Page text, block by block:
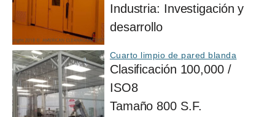
Industria: Investigación y
desarrollo
Cuarto limpio de pared blanda
Clasificación 100,000 /
ISO8
Tamaño 800 S.F.